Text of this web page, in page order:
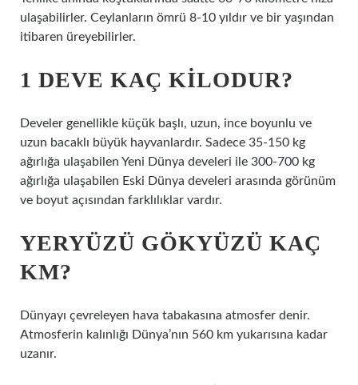
ulaşabilirler. Ceylanların ömrü 8-10 yıldır ve bir yaşından
itibaren üreyebilirler.
1 DEVE KAÇ KILODUR?
Develer genellikle küçük başlı, uzun, ince boyunlu ve
uzun bacaklı büyük hayvanlardır. Sadece 35-150 kg
ağırlığa ulaşabilen Yeni Dünya develeri ile 300-700 kg
ağırlığa ulaşabilen Eski Dünya develeri arasında görünüm
ve boyut açısından farklılıklar vardır.
YERYÜZÜ GÖKYÜZÜ KAÇ
KM?
Dünyayı çevreleyen hava tabakasına atmosfer denir.
Atmosferin kalınlığı Dünya’nın 560 km yukarısına kadar
uzanır.